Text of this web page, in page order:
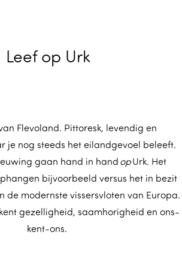
Leef op Urk
Flevoland. Pittoresk, levendig en
je nog steeds het eilandgevoel beleeft.
gaan hand in hand opUrk. Het
bijvoorbeeld versus het in bezit
de modernste vissersvloten van Europa.
gezelligheid, saamhorigheid en ons-
kent-ons.